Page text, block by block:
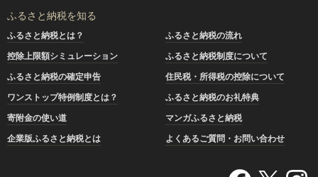
ふるさと納税を知る
ふるさと納税とは？
ふるさと納税の流れ
控除上限額シミュレーション
ふるさと納税制度について
ふるさと納税の確定申告
住民税・所得税の控除について
ワンストップ特例制度とは？
ふるさと納税のお礼特典
寄附金の使い道
マンガふるさと納税
企業版ふるさと納税とは
よくあるご質問・お問い合わせ